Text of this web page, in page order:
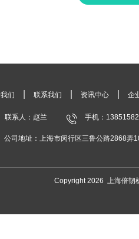
们 联系我们 资讯中心 企
联系人：赵兰 手机：
公司地址：上海市闵行区三鲁公路2868弄
Copyright 2026 上海倍